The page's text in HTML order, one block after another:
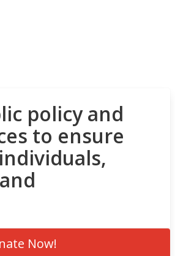
policy and
to ensure
Now!